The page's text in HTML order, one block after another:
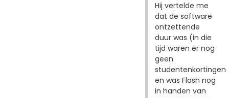
Hij vertelde me
dat de software
ontzettende
duur was (in die
tijd waren er nog
geen
studentenkortingen
en was Flash nog
in handen van